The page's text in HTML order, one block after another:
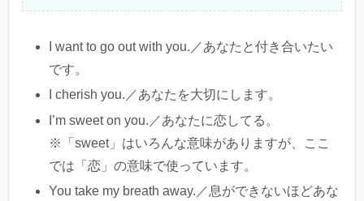
I want to go out with you.／あなたと付き合いたい
です。
I cherish you.／あなたを大切にします。
I’m sweet on you.／あなたに恋してる。
※「sweet」はいろんな意味がありますが、ここ
では「恋」の意味で使っています。
You take my breath away.／息ができないほどあな